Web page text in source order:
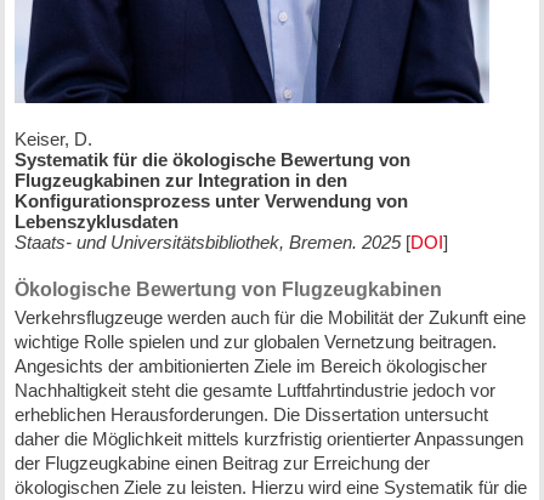
Keiser, D.
Systematik für die ökologische Bewertung von
Flugzeugkabinen zur Integration in den
Konfigurationsprozess unter Verwendung von
Lebenszyklusdaten
Staats- und Universitätsbibliothek, Bremen. 2025[DOI]
Ökologische Bewertung von Flugzeugkabinen
Verkehrsflugzeuge werden auch für die Mobilität der Zukunft eine
wichtige Rolle spielen und zur globalen Vernetzung beitragen.
Angesichts der ambitionierten Ziele im Bereich ökologischer
Nachhaltigkeit steht die gesamte Luftfahrtindustrie jedoch vor
erheblichen Herausforderungen. Die Dissertation untersucht
daher die Möglichkeit mittels kurzfristig orientierter Anpassungen
der Flugzeugkabine einen Beitrag zur Erreichung der
ökologischen Ziele zu leisten. Hierzu wird eine Systematik für die